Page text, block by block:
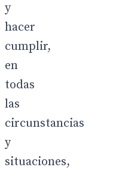
y
hacer
cumplir,
en
todas
las
circunstancias
y
situaciones,